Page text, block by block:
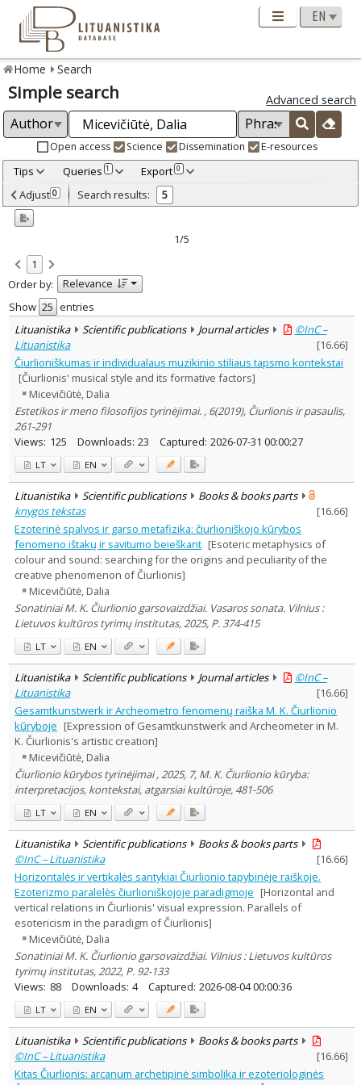
Home Search
Simple search Advanced search
Open access Science Dissemination E-resources
Tips Queries 1 Export 0
Adjusted by criteria 0
Year
Refine
Open access
Scientific publications 5
Document Type:
Books & books parts 3
Journal articles 2
Subject area
Philosophy 2
Arts 5
Musicology 2
Text language
Country of publication
Historical periods
Subject
Journal
Adjust 0 Search results: 5
1/5
1
Order by:
Relevance
Show
entries
Lituanistika
Scientific publications Journal articles
©InC –
Lituanistika
[16.66]
Čiurlioniškumas ir individualaus muzikinio stiliaus tapsmo kontekstai
[Čiurlionis' musical style and its formative factors]
Micevičiūtė, Dalia
Estetikos ir meno filosofijos tyrinėjimai. , 6(2019), Čiurlionis ir pasaulis,
261-291
Views: 125 Downloads: 23 Captured: 2026-07-31 00:00:27
LT EN
Lituanistika Scientific publications
Books & books parts
knygos tekstas
[16.66]
Ezoterinė spalvos ir garso metafizika: čiurlioniškojo kūrybos
fenomeno ištakų ir savitumo beieškant [Esoteric metaphysics of
colour and sound: searching for the origins and peculiarity of the
creative phenomenon of Čiurlionis]
Micevičiūtė, Dalia
Sonatiniai M. K. Čiurlionio garsovaizdžiai. Vasaros sonata. Vilnius :
Lietuvos kultūros tyrimų institutas, 2025, P. 374-415
LT EN
Lituanistika Scientific publications Journal articles
©InC –
Lituanistika
[16.66]
Gesamtkunstwerk ir Archeometro fenomenų raiška M. K. Čiurlionio
kūryboje [Expression of Gesamtkunstwerk and Archeometer in M.
K. Čiurlionis's artistic creation]
Micevičiūtė, Dalia
Čiurlionio kūrybos tyrinėjimai , 2025, 7, M. K. Čiurlionio kūryba:
interpretacijos, kontekstai, atgarsiai kultūroje, 481-506
LT EN
Lituanistika Scientific publications
Books & books parts
©InC – Lituanistika
[16.66]
Horizontalės ir vertikalės santykiai Čiurlionio tapybinėje raiškoje.
Ezoterizmo paralelės čiurlioniškojoje paradigmoje [Horizontal and
vertical relations in Čiurlionis' visual expression. Parallels of
esotericism in the paradigm of Čiurlionis]
Micevičiūtė, Dalia
Sonatiniai M. K. Čiurlionio garsovaizdžiai. Vilnius : Lietuvos kultūros
tyrimų institutas, 2022, P. 92-133
Views: 88 Downloads: 4 Captured: 2026-08-04 00:00:36
LT EN
Lituanistika Scientific publications
Books & books parts
©InC – Lituanistika
[16.66]
Kitas Čiurlionis: arcanum archetipinė simbolika ir ezoteriologinės